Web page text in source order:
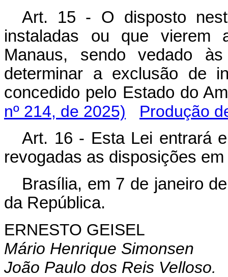
Art. 15 - O disposto
instaladas ou que vierem
Manaus, sendo vedado
determinar a exclusão de
concedido pelo Estado do
nº 214, de 2025)
Produção
Art. 16 - Esta Lei entrará
revogadas as disposições
Brasília, em 7 de janeiro
da República.
ERNESTO GEISEL
Mário Henrique Simonsen
João Paulo dos Reis Velloso.